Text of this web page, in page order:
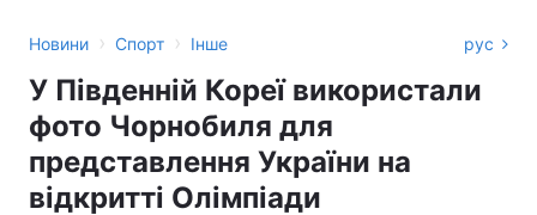
Новини › Спорт › Інше рус
У Південній Кореї використали
фото Чорнобиля для
представлення України на
відкритті Олімпіади